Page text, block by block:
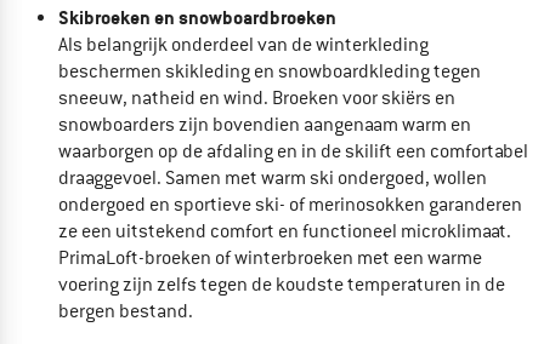
Skibroeken ensnowboardbroeken
Als belangrijk onderdeel van dewinterkleding
beschermen skikleding en snowboardkleding tegen
sneeuw, natheid en wind. Broeken voor skiërs en
snowboarders zijn bovendien aangenaam warm en
waarborgen op de afdaling en in de skilift een comfortabel
draaggevoel. Samen met warm ski ondergoed, wollen
ondergoed en sportieve ski- ofmerinosokken garanderen
ze een uitstekend comfort en functioneel microklimaat.
PrimaLoft-broeken of winterbroeken met een warme
voering zijn zelfs tegen de koudste temperaturen in de
bergen bestand.